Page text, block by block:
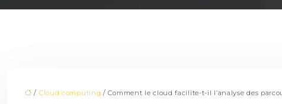
/ Cloud computing / Comment le cloud facilite-t-il l’analyse des